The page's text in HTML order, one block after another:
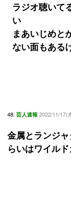
ラジオ聴いて
い
まあいじめと
ない面もある
48: 芸人速報 2022/11/17(
金属とランジ
らいはワイル